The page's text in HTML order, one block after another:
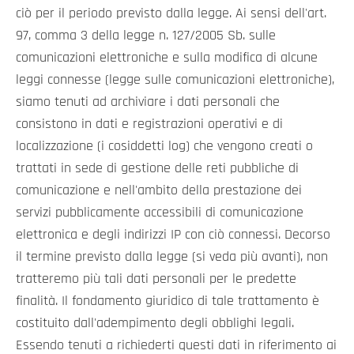
ciò per il periodo previsto dalla legge. Ai sensi dell'art.
97, comma 3 della legge n. 127/2005 Sb. sulle
comunicazioni elettroniche e sulla modifica di alcune
leggi connesse (legge sulle comunicazioni elettroniche),
siamo tenuti ad archiviare i dati personali che
consistono in dati e registrazioni operativi e di
localizzazione (i cosiddetti log) che vengono creati o
trattati in sede di gestione delle reti pubbliche di
comunicazione e nell'ambito della prestazione dei
servizi pubblicamente accessibili di comunicazione
elettronica e degli indirizzi IP con ciò connessi. Decorso
il termine previsto dalla legge (si veda più avanti), non
tratteremo più tali dati personali per le predette
finalità. Il fondamento giuridico di tale trattamento è
costituito dall'adempimento degli obblighi legali.
Essendo tenuti a richiederti questi dati in riferimento ai